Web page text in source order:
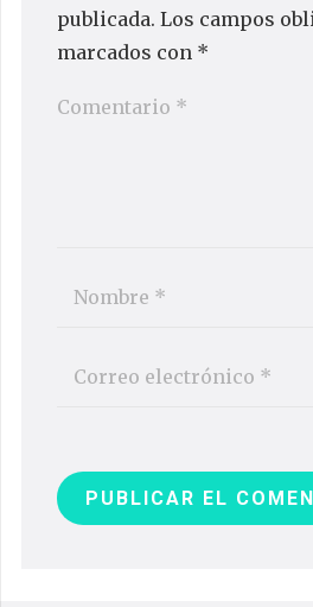
publicada. Los campos
marcados con *
PUBLICAR EL